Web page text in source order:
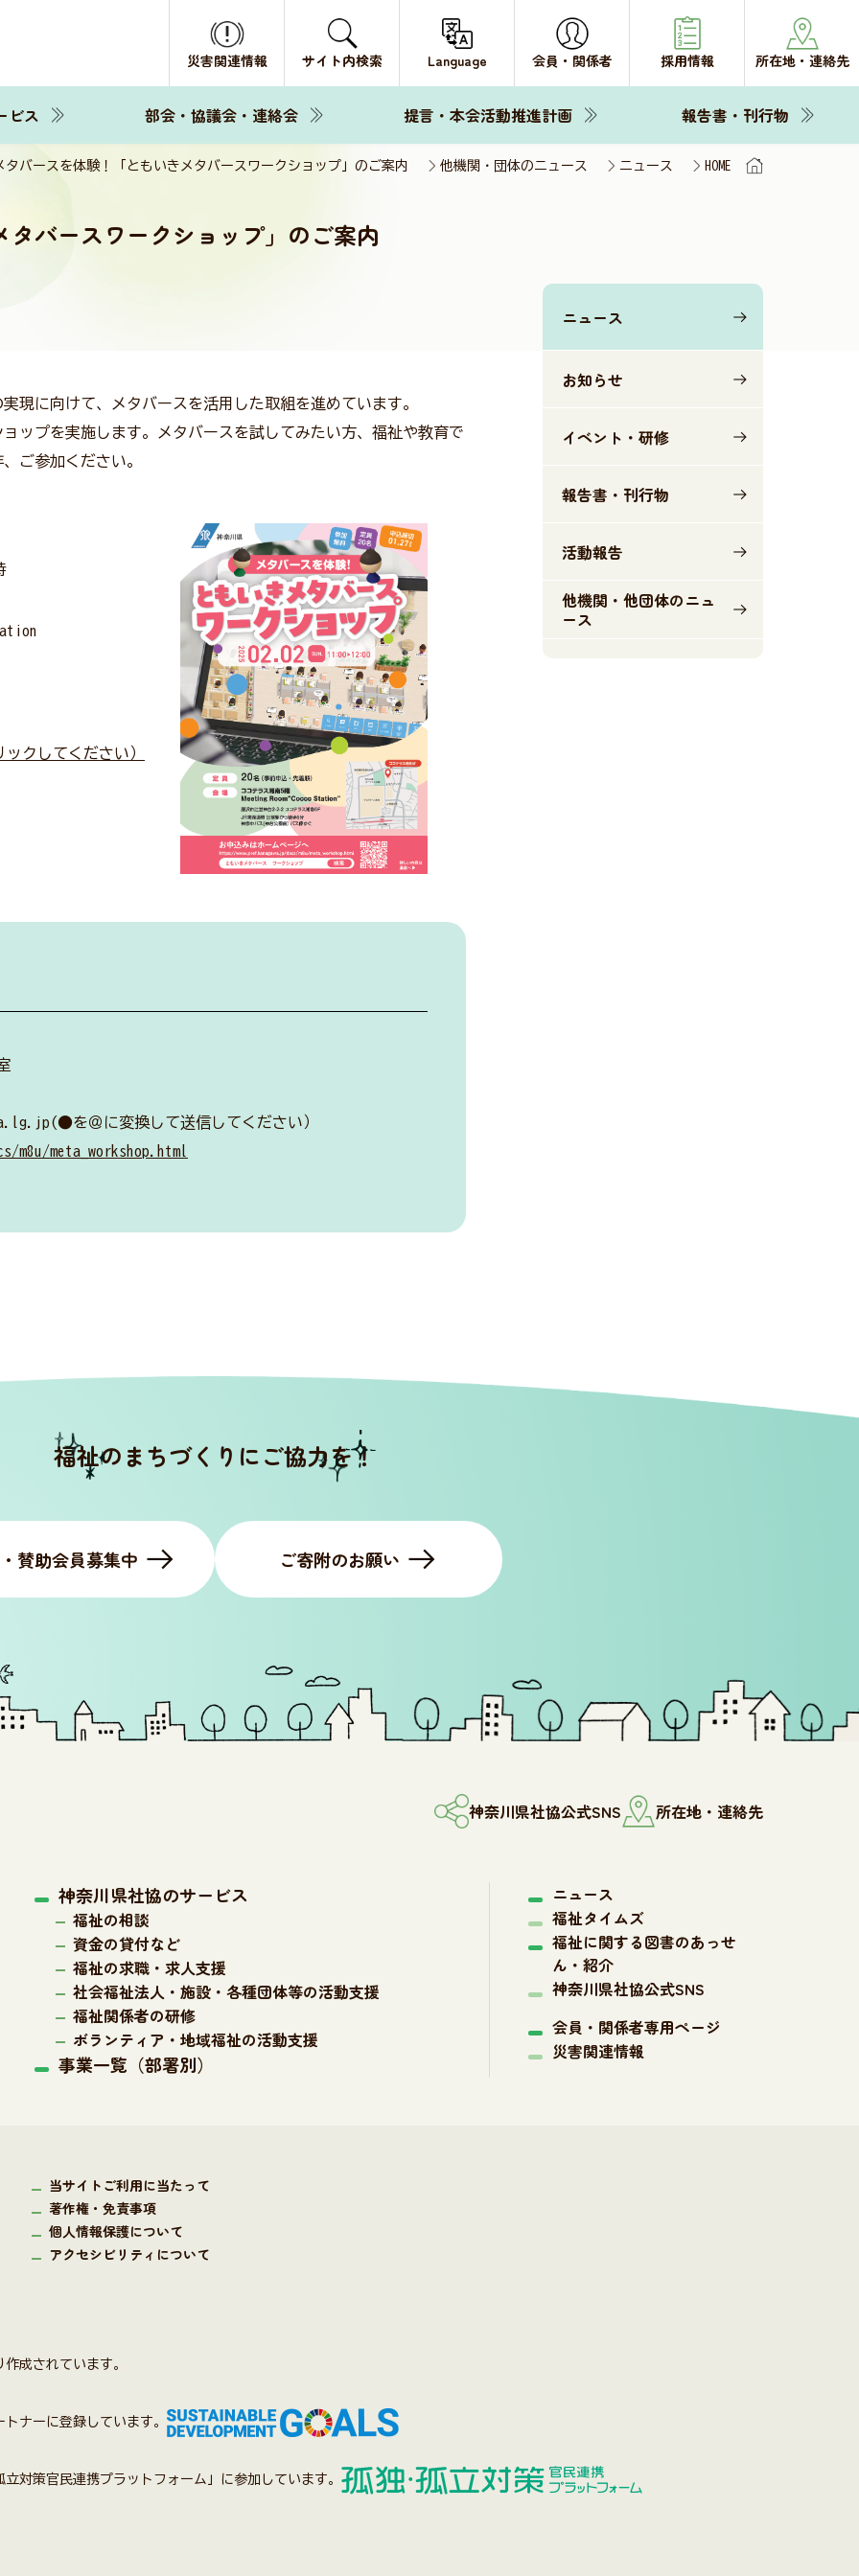
災害関連情報 サイト内検索 Language 会員・関係者 採用情報 所在地・連絡先
ビス 部会・協議会・連絡会 提言・本会活動推進計画 報告書・刊行物
HOME
ニュース
他機関・団体のニュース
タバースを体験！「ともいきメタバースワークショップ」のご案内
バースワークショップ」のご案内
ニュース
お知らせ
イベント・研修
報告書・刊行物
活動報告
他機関・他団体のニュ
ース
に向けて、メタバースを活用した取組を進めています。
ップを実施します。メタバースを試してみたい方、福祉や教育で
ご参加ください。
クしてください）
を＠に変換して送信してください）
meta_workshop.html
福祉のまちづくりにご協力を！
賛助会員募集中 ご寄附のお願い
神奈川県社協公式SNS 所在地・連絡先
神奈川県社協のサービス
福祉の相談
資金の貸付など
福祉の求職・求人支援
社会福祉法人・施設・各種団体等の活動支援
福祉関係者の研修
ボランティア・地域福祉の活動支援
事業一覧（部署別）
ニュース
福祉タイムズ
福祉に関する図書のあっせ
ん・紹介
神奈川県社協公式SNS
会員・関係者専用ページ
災害関連情報
当サイトご利用に当たって
著作権・免責事項
個人情報保護について
アクセシビリティについて
成されています。
ナーに登録しています。
対策官民連携プラットフォーム」に参加しています。